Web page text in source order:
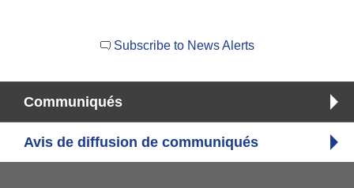
Subscribe to News Alerts
Communiqués
Avis de diffusion de communiqués